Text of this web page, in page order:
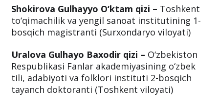
Shokirova Gulhayyo O‘ktam qizi – Toshkent
to‘qimachilik va yengil sanoat institutining 1-
bosqich magistranti (Surxondaryo viloyati)
Uralova Gulhayo Baxodir qizi – O‘zbekiston
Respublikasi Fanlar akademiyasining o‘zbek
tili, adabiyoti va folklori instituti 2-bosqich
tayanch doktoranti (Toshkent viloyati)